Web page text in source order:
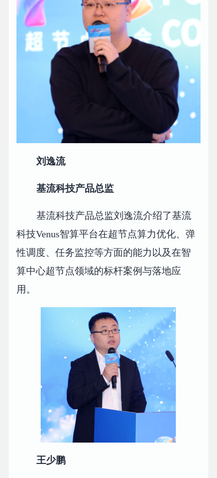
刘逸流
基流科技产品总监
基流科技产品总监刘逸流介绍了基流
科技Venus智算平台在超节点算力优化、弹
性调度、任务监控等方面的能力以及在智
算中心超节点领域的标杆案例与落地应
用。
王少鹏